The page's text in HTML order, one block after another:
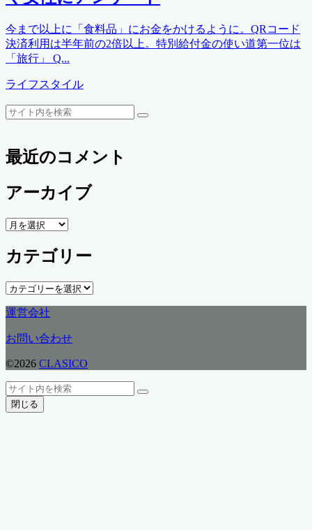
今まで以上に「食料品」にお金をかけるように。QRコード
決済利用は半年前の2倍以上。特別給付金の使い道第一位は
「旅行」 Q...
カ
ゴ
ライフスタイル
検
検
最近のコメント
アーカイブ
ア
カ
イ
ブ
カテゴリー
カ
ゴ
リ
ー
運営会社
お問い合わせ
©2026 CLASICO
ト
ッ
プ
検
索
検
閉じる